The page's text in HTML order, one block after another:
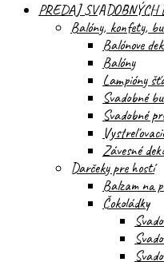
PREDAJ
Balóny, konfety,
Balónove
Balóny
Lampióny
Svadobné
Svadobné
Závesné
Darčeky pre hostí
Balzam na
Čokoládky